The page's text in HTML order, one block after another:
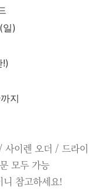
)
지
사이렌 오더 / 드라이
모두 가능
니 참고하세요!